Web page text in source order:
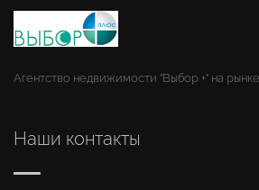
Агентство недвижимости "Выбор +" на рынке
Наши контакты